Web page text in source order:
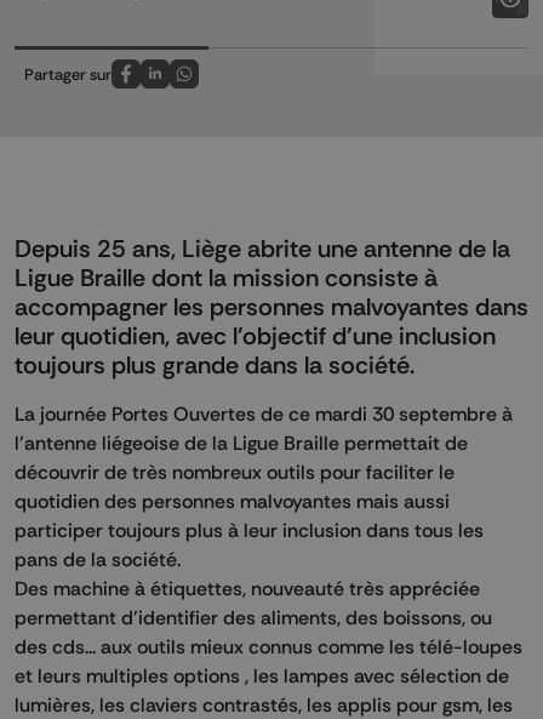
Partager sur
Partagez sur FaceBook
Partagez sur LinkedIn
Partagez sur Whatsapp
Depuis 25 ans, Liège abrite une antenne de la
Ligue Braille dont la mission consiste à
accompagner les personnes malvoyantes dans
leur quotidien, avec l'objectif d'une inclusion
toujours plus grande dans la société.
La journée Portes Ouvertes de ce mardi 30 septembre à
l'antenne liégeoise de la Ligue Braille permettait de
découvrir de très nombreux outils pour faciliter le
quotidien des personnes malvoyantes mais aussi
participer toujours plus à leur inclusion dans tous les
pans de la société.
Des machine à étiquettes, nouveauté très appréciée
permettant d'identifier des aliments, des boissons, ou
des cds... aux outils mieux connus comme les télé-loupes
et leurs multiples options , les lampes avec sélection de
lumières, les claviers contrastés, les applis pour gsm, les